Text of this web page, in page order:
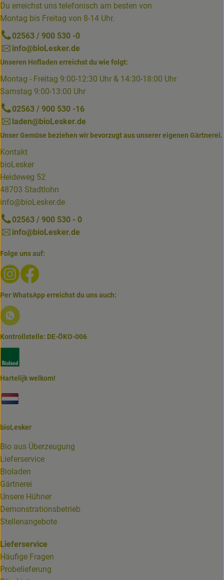
Du erreichst uns telefonisch am besten von
Montag bis Freitag von 8-14 Uhr.
02563 / 900 530 -0
info@bioLesker.de
Unseren Hofladen erreichst du wie folgt:
Montag - Freitag 9:00-12:30 Uhr & 14:30-18:00 Uhr
Samstag 9:00-13:00 Uhr
02563 / 900 530 -16
laden@bioLesker.de
Unser Gemüse beziehen wir bevorzugt aus unserer eigenen Gärtnerei.
Kontakt
bioLesker
Heideweg 52
48703 Stadtlohn
info@bioLesker.de
02563 / 900 530 - 0
info@bioLesker.de
Folge uns auf:
Externer Link zu https://www.instagram.com/biolesker/
Per WhatsApp erreichst du uns auch:
Externer Link zu https://www.biolesker.de/lieferservice/
Kontrollstelle: DE-ÖKO-006
Hartelijk welkom!
bioLesker
Bio aus Überzeugung
Lieferservice
Bioladen
Gärtnerei
Unsere Hühner
Demonstrationsbetrieb
Stellenangebote
Lieferservice
Häufige Fragen
Probelieferung